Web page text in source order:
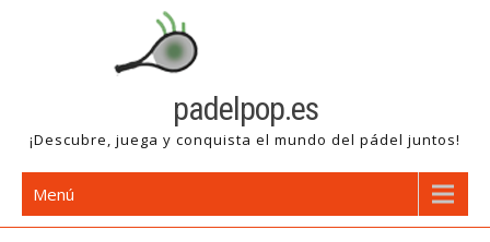
padelpop.es
¡Descubre, juega y conquista el mundo del pádel juntos!
Menú